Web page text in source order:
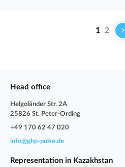
1 2
Head office
Helgoländer Str. 2A
25826 St. Peter-Ording
+49 170 62 47 020
info@ghp-pulse.de
Representation in Kazakhstan